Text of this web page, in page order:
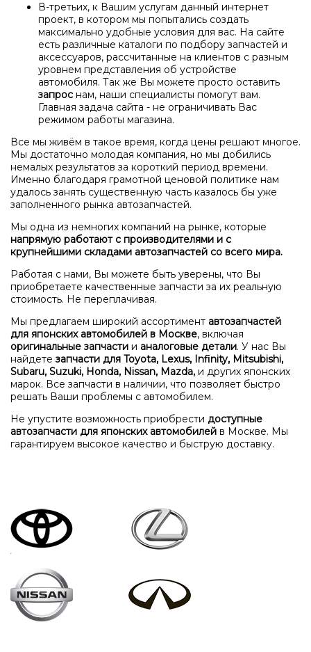
В-третьих, к Вашим услугам данный интернет
проект, в котором мы попытались создать
максимально удобные условия для вас. На сайте
есть различные каталоги по подбору запчастей и
аксессуаров, рассчитанные на клиентов с разным
уровнем представления об устройстве
автомобиля. Так же Вы можете просто оставить
запрос нам, наши специалисты помогут вам.
Главная задача сайта - не ограничивать Вас
режимом работы магазина.
Все мы живём в такое время, когда цены решают многое.
Мы достаточно молодая компания, но мы добились
немалых результатов за короткий период времени.
Именно благодаря грамотной ценовой политике нам
удалось занять существенную часть казалось бы уже
заполненного рынка автозапчастей.
Мы одна из немногих компаний на рынке, которые
напрямую работают с производителями и с
крупнейшими складами автозапчастей со всего мира.
Работая с нами, Вы можете быть уверены, что Вы
приобретаете качественные запчасти за их реальную
стоимость. Не переплачивая.
Мы предлагаем широкий ассортимент автозапчастей
для японских автомобилей в Москве, включая
оригинальные запчасти и аналоговые детали. У нас Вы
найдете запчасти для Toyota, Lexus, Infinity, Mitsubishi,
Subaru, Suzuki, Honda, Nissan, Mazda, и других японских
марок. Все запчасти в наличии, что позволяет быстро
решать Ваши проблемы с автомобилем.
Не упустите возможность приобрести доступные
автозапчасти для японских автомобилей в Москве. Мы
гарантируем высокое качество и быструю доставку.